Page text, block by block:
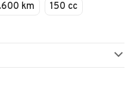
km
150 cc